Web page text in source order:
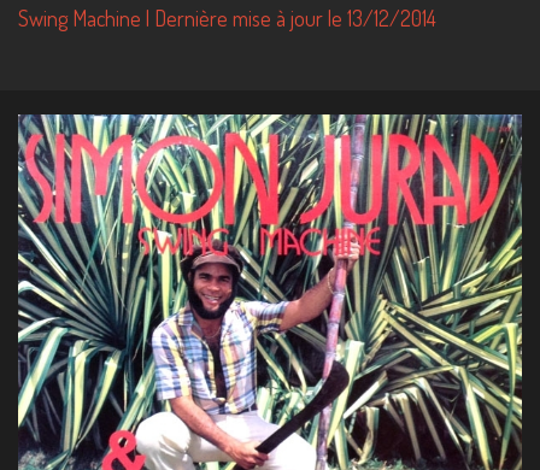
Swing Machine | Dernière mise à jour le 13/12/2014